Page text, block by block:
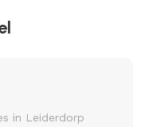
in Leiderdorp